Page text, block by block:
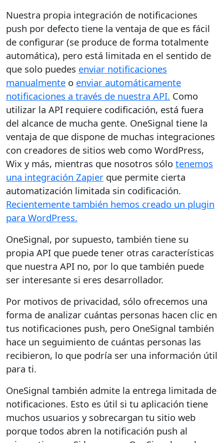
Nuestra propia integración de notificaciones
push por defecto tiene la ventaja de que es fácil
de configurar (se produce de forma totalmente
automática), pero está limitada en el sentido de
que solo puedes enviar notificaciones
manualmente o enviar automáticamente
notificaciones a través de nuestra API. Como
utilizar la API requiere codificación, está fuera
del alcance de mucha gente. OneSignal tiene la
ventaja de que dispone de muchas integraciones
con creadores de sitios web como WordPress,
Wix y más, mientras que nosotros sólo tenemos
una integración Zapier que permite cierta
automatización limitada sin codificación.
Recientemente también hemos creado un plugin
para WordPress.
OneSignal, por supuesto, también tiene su
propia API que puede tener otras características
que nuestra API no, por lo que también puede
ser interesante si eres desarrollador.
Por motivos de privacidad, sólo ofrecemos una
forma de analizar cuántas personas hacen clic en
tus notificaciones push, pero OneSignal también
hace un seguimiento de cuántas personas las
recibieron, lo que podría ser una información útil
para ti.
OneSignal también admite la entrega limitada de
notificaciones. Esto es útil si tu aplicación tiene
muchos usuarios y sobrecargan tu sitio web
porque todos abren la notificación push al